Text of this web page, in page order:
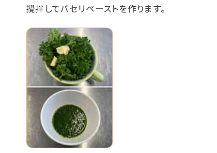
攪拌してパセリペーストを作ります。